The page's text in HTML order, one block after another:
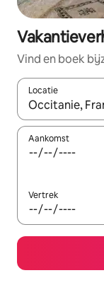
Vind en boek
Locatie
Wanneer er
Aankomst
Vertrek